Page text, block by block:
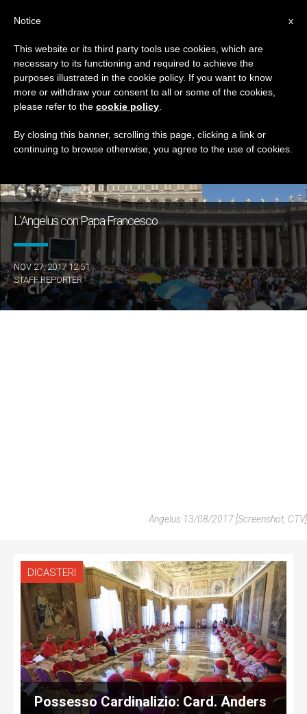
GIORNO
Novembre 27th, 2017
ULTIME NOTIZIE
L'Angelus con Papa Francesco
NOV 27, 2017 12:51
STAFF REPORTER
Angelus 13/08/2017 [Screenshot, CTV]
DICASTERI
Possesso Cardinalizio: Card. Anders
x
Notice
This website or its third party tools use cookies, which are
necessary to its functioning and required to achieve the
purposes illustrated in the cookie policy. If you want to know
more or withdraw your consent to all or some of the cookies,
please refer to the cookie policy
By closing this banner, scrolling this page, clicking a link or
continuing to browse otherwise, you agree to the use of cookies.